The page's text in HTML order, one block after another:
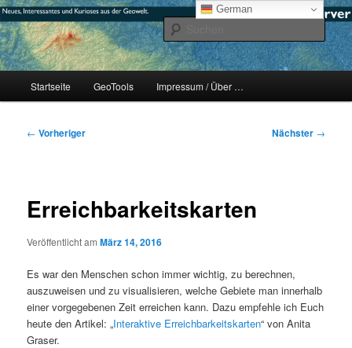
Zum
primären
Inhalt
springen#geoObserver
mikeE's GeoBlog
Startseite GeoTools Impressum / Über …
Beitragsnavigation
← Vorheriger Nächster →
Erreichbarkeitskarten
Veröffentlicht amMärz 14, 2016
Es war den Menschen schon immer wichtig, zu berechnen,
auszuweisen und zu visualisieren, welche Gebiete man innerhalb
einer vorgegebenen Zeit erreichen kann. Dazu empfehle ich Euch
heute den Artikel: „Interaktive Erreichbarkeitskarten“ von Anita
Graser.
German